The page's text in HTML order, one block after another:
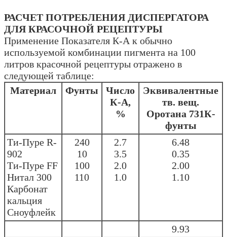
РАСЧЕТ ПОТРЕБЛЕНИЯ ДИСПЕРГАТОРА
ДЛЯ КРАСОЧНОЙ РЕЦЕПТУРЫ
Применение Показателя К-А к обычно
используемой комбинации пигмента на 100
литров красочной рецептуры отражено в
следующей таблице:
Материал
Фунты
Число
К-А,
%
Эквивалентные
тв. вещ.
Оротана 731К-
фунты
Ти-Пуре R-
902
Ти-Пуре FF
Нитал 300
Карбонат
кальция
Сноуфлейк
240
10
100
110
2.7
3.5
2.0
1.0
6.48
0.35
2.00
1.10
9.93